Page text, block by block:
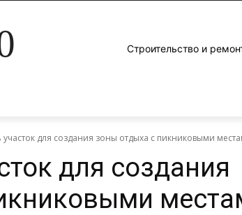
Строительство и
участок для создания зоны отдыха с пикниковыми
для создания